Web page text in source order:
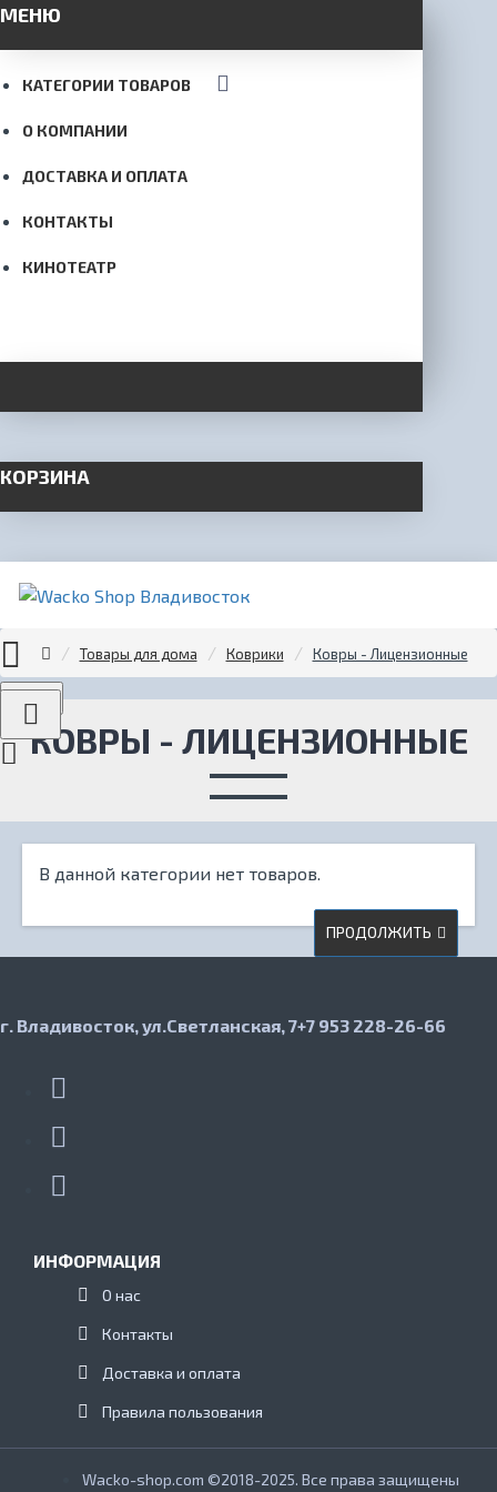
МЕНЮ
КАТЕГОРИИ ТОВАРОВ
О КОМПАНИИ
ДОСТАВКА И ОПЛАТА
КОНТАКТЫ
КИНОТЕАТР
КОРЗИНА
Menu
Товары для дома Коврики Ковры - Лицензионные
КОВРЫ - ЛИЦЕНЗИОННЫЕ
В данной категории нет товаров.
ПРОДОЛЖИТЬ
г. Владивосток, ул.Светланская, 7+7 953 228-26-66
ИНФОРМАЦИЯ
О нас
Контакты
Доставка и оплата
Правила пользования
Wacko-shop.com ©2018-2025. Все права защищены